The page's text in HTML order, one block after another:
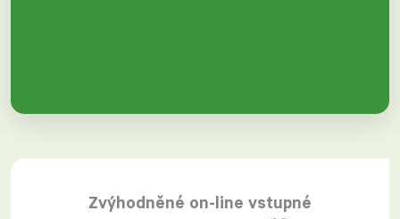
Zvýhodněné on-line vstupné